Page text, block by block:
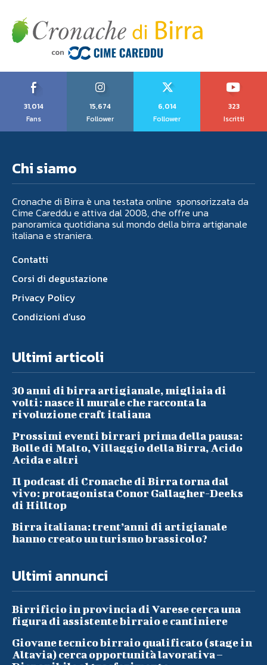
31,014
Fans
15,674
Follower
6,014
Follower
323
Iscritti
Chi siamo
Cronache di Birra è una testata online sponsorizzata da
Cime Careddu e attiva dal 2008, che offre una
panoramica quotidiana sul mondo della birra artigianale
italiana e straniera.
Contatti
Corsi di degustazione
Privacy Policy
Condizioni d’uso
Ultimi articoli
30 anni di birra artigianale, migliaia di
volti: nasce il murale che racconta la
rivoluzione craft italiana
Prossimi eventi birrari prima della pausa:
Bolle di Malto, Villaggio della Birra, Acido
Acida e altri
Il podcast di Cronache di Birra torna dal
vivo: protagonista Conor Gallagher-Deeks
di Hilltop
Birra italiana: trent’anni di artigianale
hanno creato un turismo brassicolo?
Ultimi annunci
Birrificio in provincia di Varese cerca una
figura di assistente birraio e cantiniere
Giovane tecnico birraio qualificato (stage in
Altavia) cerca opportunità lavorativa –